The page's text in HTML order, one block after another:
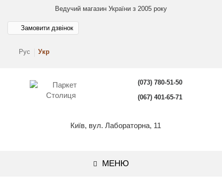
Ведучий магазин України з 2005 року
Рус Укр
Замовити дзвінок
(073) 780-51-50
(067) 401-65-71
Київ, вул. Лабораторна, 11
МЕНЮ